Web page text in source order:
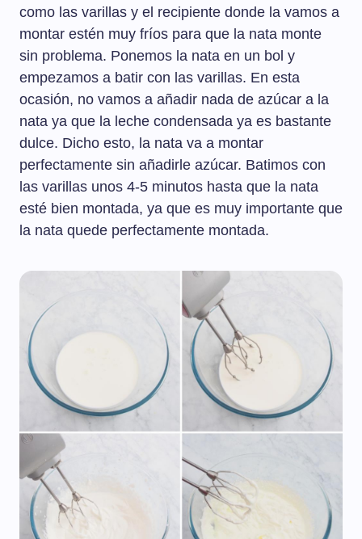
como las varillas y el recipiente donde la vamos a
montar estén muy fríos para que la nata monte
sin problema. Ponemos la nata en un bol y
empezamos a batir con las varillas. En esta
ocasión, no vamos a añadir nada de azúcar a la
nata ya que la leche condensada ya es bastante
dulce. Dicho esto, la nata va a montar
perfectamente sin añadirle azúcar. Batimos con
las varillas unos 4-5 minutos hasta que la nata
esté bien montada, ya que es muy importante que
la nata quede perfectamente montada.